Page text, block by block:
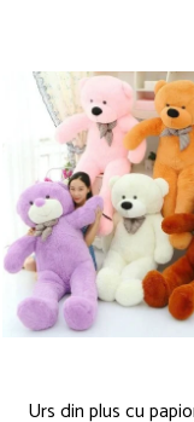
Urs din plus cu